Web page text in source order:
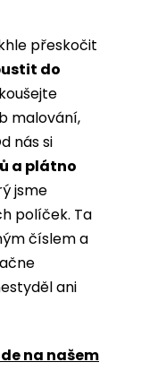
přeskočit
do
malování,
nás si
a plátno
jsme
políček. Ta
číslem a
ani
na našem